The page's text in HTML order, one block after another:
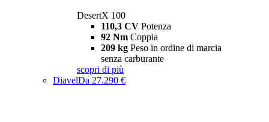
DesertX 100
110,3 CV Potenza
92 Nm Coppia
209 kg Peso in ordine di marcia
senza carburante
scopri di più
DiavelDa 27.290 €